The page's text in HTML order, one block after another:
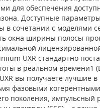
для обеспечения
Доступные
сочетании с моделями
окна ширины полосы
UXR стандартно
в реальном времени1
вы получаете лучшие
фазовыми
поколения, импульсный